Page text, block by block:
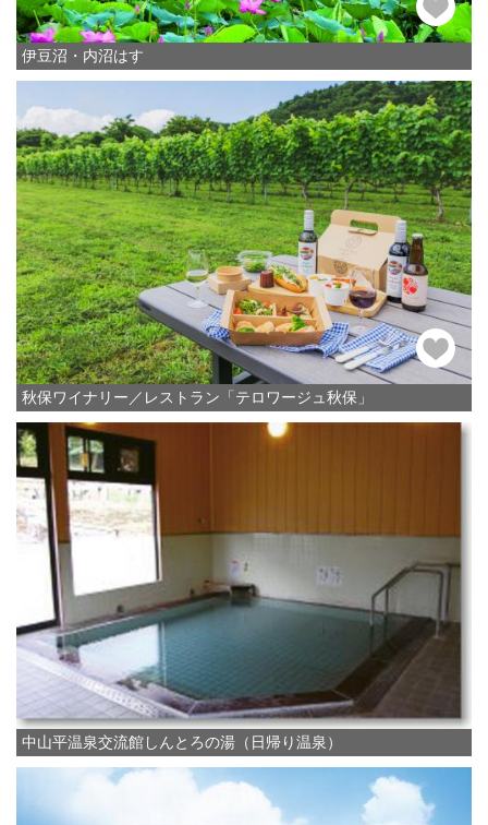
伊豆沼・内沼はす
秋保ワイナリー／レストラン「テロワージュ秋保」
中山平温泉交流館しんとろの湯（日帰り温泉）